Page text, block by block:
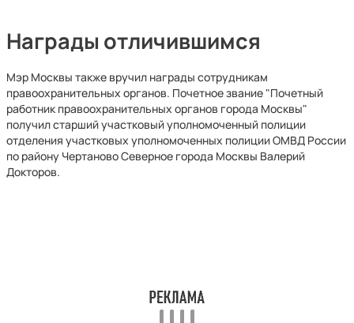
Награды отличившимся
Мэр Москвы также вручил награды сотрудникам
правоохранительных органов. Почетное звание "Почетный
работник правоохранительных органов города Москвы"
получил старший участковый уполномоченный полиции
отделения участковых уполномоченных полиции ОМВД России
по району Чертаново Северное города Москвы Валерий
Докторов.